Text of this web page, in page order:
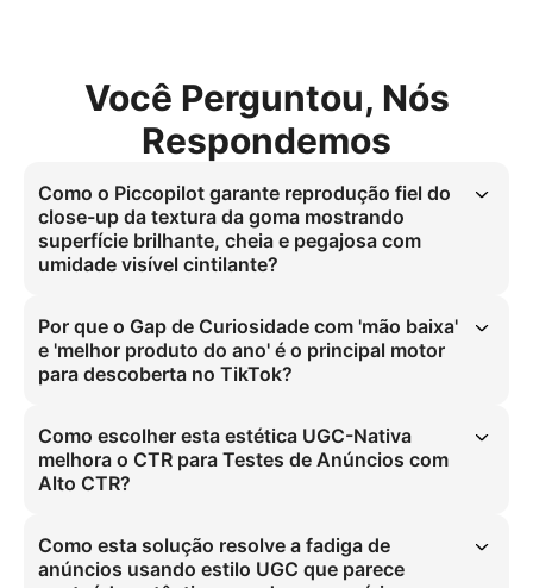
Você Perguntou, Nós
Respondemos
Como o Piccopilot garante reprodução fiel do
close-up da textura da goma mostrando
superfície brilhante, cheia e pegajosa com
umidade visível cintilante?
natural clara para capturar superfícies brilhantes, cheias e pegajosas
com umidade visível cintilante. Essa técnica emprega
enquadramento vertical 9:16 e close-ups macro precisos. 90% dos
espectadores sentem a textura, elevando o CTR em 25% em testes
fadiga de anúncios.
Por que o Gap de Curiosidade com 'mão baixa'
e 'melhor produto do ano' é o principal motor
para descoberta no TikTok?
impulsiona 80% do engajamento inicial no TikTok. Isso explora
FOMO e freia 80% dos espectadores nos primeiros 3 segundos,
tornando-se o principal motor para descoberta algorítmica ao
aumentar significativamente o tempo de visualização. Aborda
Como escolher esta estética UGC-Nativa
melhora o CTR para Testes de Anúncios com
Alto CTR?
autênticos e relacionáveis. Os close-ups de goma de alto contraste
em ambientes minimalistas parecem conteúdo real gerado por
usuários, resolvendo a fadiga de anúncios para Gen-Z e Millennials
Como esta solução resolve a fadiga de
anúncios usando estilo UGC que parece